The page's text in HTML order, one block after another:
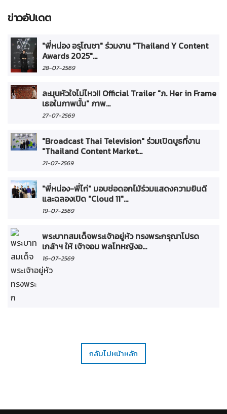
ข่าวอัปเดต
"พี่หน่อง อรุโณชา" ร่วมงาน "Thailand Y Content
Awards 2025"...
28-07-2569
ละมุนหัวใจไม่ไหว!! Official Trailer "ภ. Her in Frame
เธอในภาพนั้น" ภาพ...
27-07-2569
"Broadcast Thai Television" ร่วมเปิดบูธที่งาน
"Thailand Content Market...
21-07-2569
"พี่หน่อง-พี่ไก่" มอบช่อดอกไม้ร่วมแสดงความยินดี
และฉลองเปิด "Cloud 11"...
19-07-2569
พระบาทสมเด็จพระเจ้าอยู่หัว ทรงพระกรุณาโปรด
เกล้าฯ ให้ เจ้าจอม พลโทหญิงอ...
16-07-2569
กลับไปหน้าหลัก